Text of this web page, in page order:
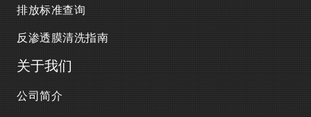
排放标准查询
反渗透膜清洗指南
关于我们
公司简介